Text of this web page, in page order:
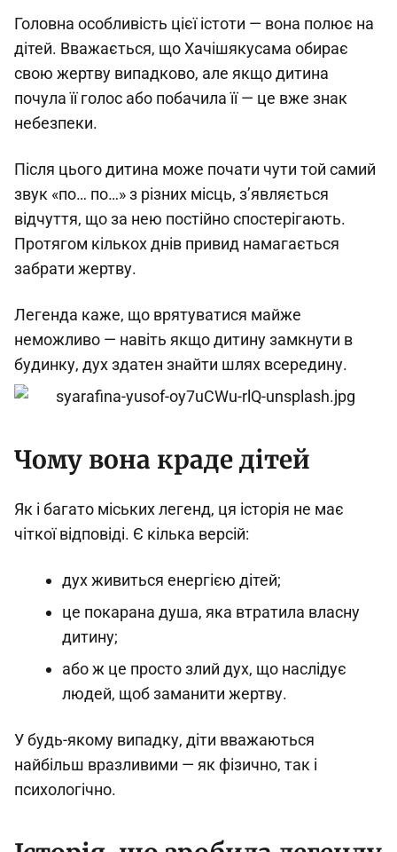
Головна особливість цієї істоти — вона полює на
дітей. Вважається, що Хачішякусама обирає
свою жертву випадково, але якщо дитина
почула її голос або побачила її — це вже знак
небезпеки.
Після цього дитина може почати чути той самий
звук «по… по…» з різних місць, з’являється
відчуття, що за нею постійно спостерігають.
Протягом кількох днів привид намагається
забрати жертву.
Легенда каже, що врятуватися майже
неможливо — навіть якщо дитину замкнути в
будинку, дух здатен знайти шлях всередину.
Чому вона краде дітей
Як і багато міських легенд, ця історія не має
чіткої відповіді. Є кілька версій:
дух живиться енергією дітей;
це покарана душа, яка втратила власну
дитину;
або ж це просто злий дух, що наслідує
людей, щоб заманити жертву.
У будь-якому випадку, діти вважаються
найбільш вразливими — як фізично, так і
психологічно.